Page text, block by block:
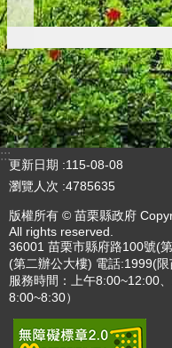
:::
更新日期
115-08-08
瀏覽人次 4785635
版權所有 © 苗栗縣政府
All rights reserved.
36001 苗栗市縣府路100號(
(第二辦公大樓) 電話:1999(
服務時間：上午8:00~12:00
8:00~8:30）